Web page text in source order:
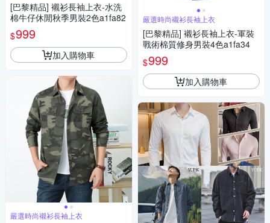
[巴黎精品] 襯衫長袖上衣-水洗
棉牛仔休閒秋季男裝2色a1fa82
$999
加入購物車
嚴選時尚襯衫長袖上衣
嚴選時尚襯衫長袖上衣
[巴黎精品] 襯衫長袖上衣-軍裝
戰術棉質修身男裝4色a1fa34
$999
加入購物車